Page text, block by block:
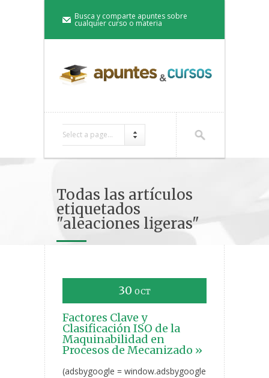
Busca y comparte apuntes sobre
cualquier curso o materia
Select a page...
Todas las artículos
etiquetados
"aleaciones ligeras"
30 OCT
Factores Clave y
Clasificación ISO de la
Maquinabilidad en
Procesos de Mecanizado »
(adsbygoogle = window.adsbygoogle